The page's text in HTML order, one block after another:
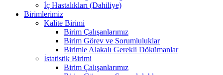
İç Hastalıkları (Dahiliye)
Birimlerimiz
Kalite Birimi
Birim Çalışanlarımız
Birim Görev ve Sorumluluklar
Birimle Alakalı Gerekli Dökümanlar
İstatistik Birimi
Birim Çalışanlarımız